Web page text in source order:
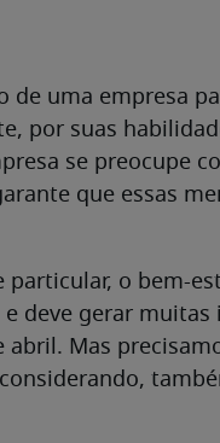
de uma empresa
por suas
se preocupe
que essas
particular, o bem-
deve gerar
abril. Mas